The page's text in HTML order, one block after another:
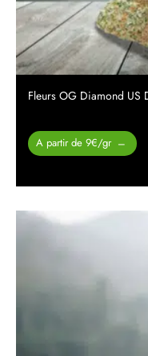
Fleurs OG Diamond US
A partir de 9€/gr –
prix :
à